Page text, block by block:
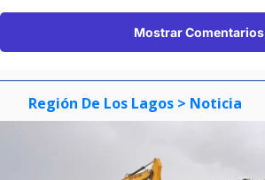
Mostrar Comentarios
Región De Los Lagos > Noticia